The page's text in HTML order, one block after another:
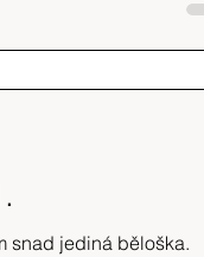
snad jediná běloška.